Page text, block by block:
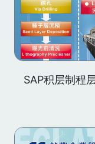
SAP积层制程